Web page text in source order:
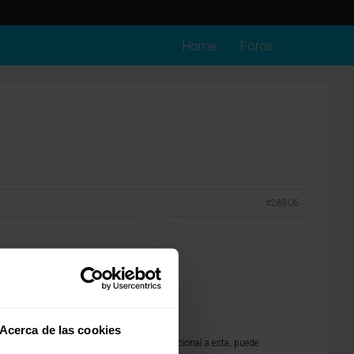
Acerca de las cookies
Home Foros
#28806
perfectamente.
Cualquier duda o información adicional a esta, puede